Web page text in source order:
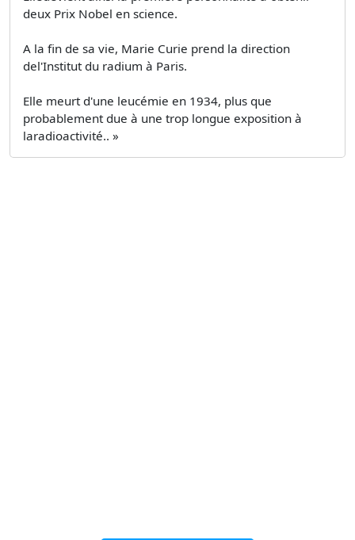
deux Prix Nobel en science.
A la fin de sa vie, Marie Curie prend la direction
del'Institut du radium à Paris.
Elle meurt d'une leucémie en 1934, plus que
probablement due à une trop longue exposition à
laradioactivité.. »